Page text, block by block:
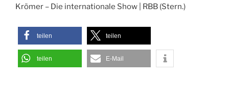
Krömer – Die internationale Show | RBB (Stern.)
teilen teilen
teilen E-Mail